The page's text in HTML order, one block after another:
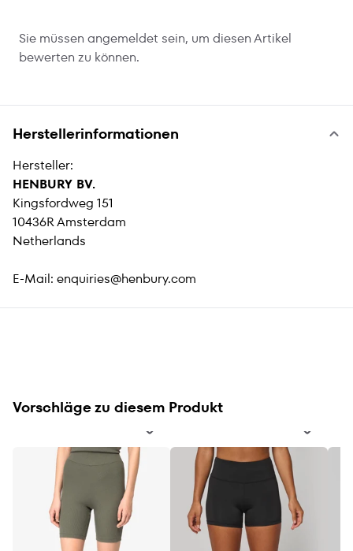
Sie müssen angemeldet sein, um diesen Artikel
bewerten zu können.
Herstellerinformationen
Hersteller:
HENBURY BV.
Kingsfordweg 151
10436R Amsterdam
Netherlands
E-Mail: enquiries@henbury.com
Vorschläge zu diesem Produkt